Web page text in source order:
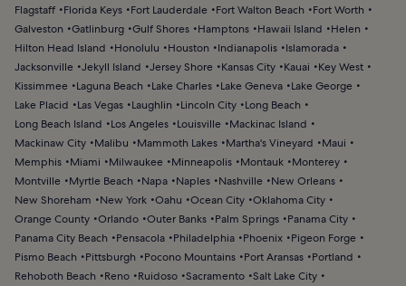
Flagstaff
Florida Keys Fort Lauderdale Fort Walton Beach
Fort Worth
Galveston
Gatlinburg Gulf Shores Hamptons Hawaii Island
Helen
Hilton Head Island
Honolulu Houston Indianapolis
Islamorada
Jacksonville Jekyll Island Jersey Shore Kansas City Kauai
Key West
Kissimmee
Laguna Beach Lake Charles Lake Geneva
Lake George
Lake Placid
Las Vegas Laughlin Lincoln City
Long Beach
Long Beach Island
Los Angeles Louisville
Mackinac Island
Mackinaw City
Malibu Mammoth Lakes Martha's Vineyard
Maui
Memphis
Miami Milwaukee Minneapolis Montauk
Monterey
Montville
Myrtle Beach Napa Naples Nashville
New Orleans
New Shoreham
New York Oahu Ocean City Oklahoma City
Orange County Orlando Outer Banks Palm Springs
Panama City
Panama City Beach
Pensacola Philadelphia Phoenix
Pigeon Forge
Pismo Beach
Pittsburgh Pocono Mountains Port Aransas
Portland
Rehoboth Beach
Reno Ruidoso Sacramento Salt Lake City